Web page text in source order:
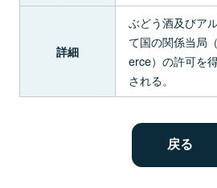
詳細
ぶどう酒及びア
て国の関係当局
erce）の許可を
される。